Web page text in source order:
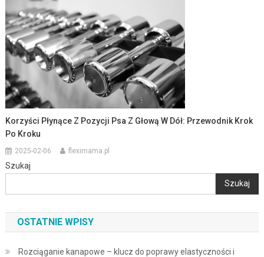
Korzyści Płynące Z Pozycji Psa Z Głową W Dół: Przewodnik Krok
Po Kroku
2025-02-06 fleximama.pl
Szukaj
Szukaj
OSTATNIE WPISY
Rozciąganie kanapowe – klucz do poprawy elastyczności i